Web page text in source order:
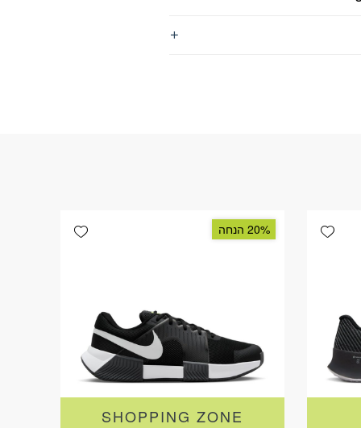
Add wishlist
Add wishlist 20% הנחה
SHOPPING ZONE